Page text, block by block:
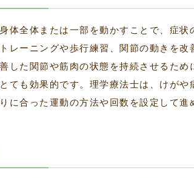
体全体または一部を動かすことで、症
レーニングや歩行練習、関節の動きを
した関節や筋肉の状態を持続させるた
ても効果的です。理学療法士は、けが
に合った運動の方法や回数を設定して進